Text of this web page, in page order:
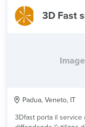
3D Fast
Padua, Veneto, IT
3Dfast porta il service